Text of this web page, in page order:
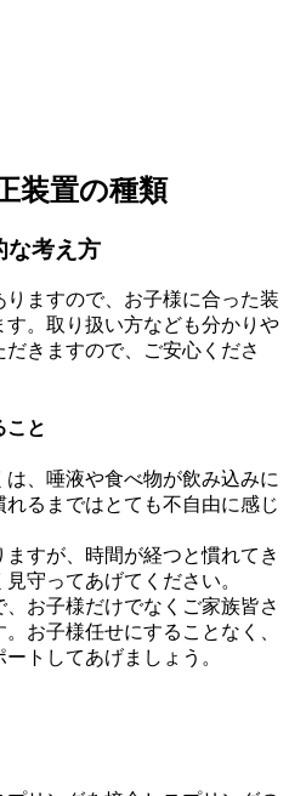
装置の種類
な考え方
ますので、お子様に合った装
。取り扱い方なども分かりや
きますので、ご安心くださ
こと
、唾液や食べ物が飲み込みに
るまではとても不自由に感じ
すが、時間が経つと慣れてき
守ってあげてください。
お子様だけでなくご家族皆さ
お子様任せにすることなく、
トしてあげましょう。